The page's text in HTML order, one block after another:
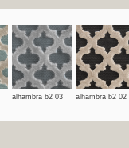
alhambra b2 03 alhambra b2 02